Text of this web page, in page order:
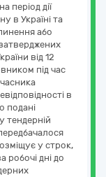
період дії
в Україні та
або
від 12
під час
в
подані
тендерній
у строк,
робочі дні до